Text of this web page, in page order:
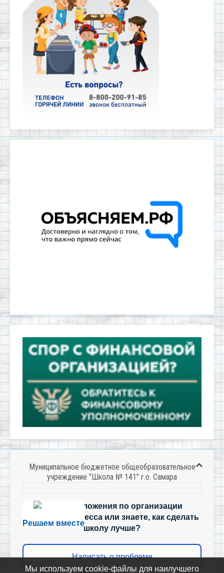
Муниципальное бюджетное общеобразовательное
учреждение "Школа № 141" г.о. Самара
Решаем вместе
Есть предложения по организации
учебного процесса или знаете, как сделать
школу лучше?
Написать о проблеме
Мы используем cookie-файлы для наилучшего